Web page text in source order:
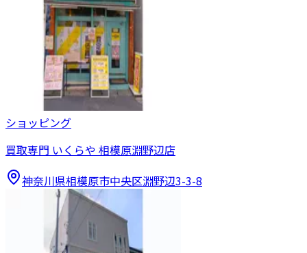
ショッピング
買取専門 いくらや 相模原淵野辺店
神奈川県相模原市中央区淵野辺3-3-8